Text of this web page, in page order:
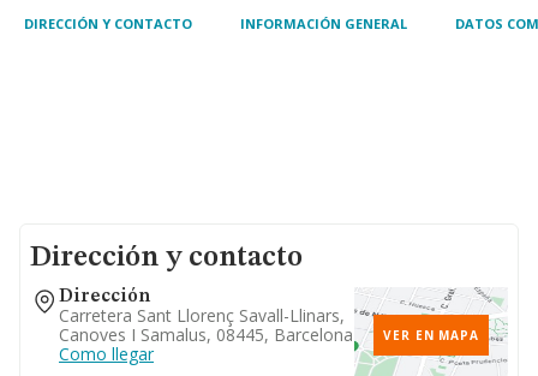
DIRECCIÓN Y CONTACTO INFORMACIÓN GENERAL DATOS
Dirección y contacto
Dirección
Carretera Sant Llorenç Savall-Llinars,
Canoves I Samalus, 08445, Barcelona
Como llegar
VER EN MAPA